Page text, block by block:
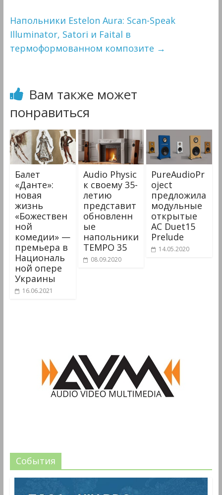
Напольники Estelon Aura: Scan-Speak
Illuminator, Satori и Faital в
термоформованном композите →
Вам также может
понравиться
Балет
«Данте»:
новая
жизнь
«Божествен
ной
комедии» —
премьера в
Националь
ной опере
Украины
16.06.2021
Audio Physic
к своему 35-
летию
представит
обновленн
ые
напольники
TEMPO 35
08.09.2020
PureAudioPr
oject
предложила
модульные
открытые
АС Duet15
Prelude
14.05.2020
События